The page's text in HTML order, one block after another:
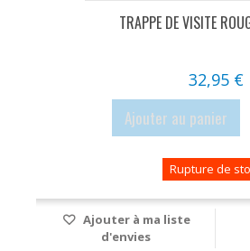
TRAPPE DE VISITE
32,95 €
Ajouter au panier
Rupture de
Ajouter à ma liste
d'envies